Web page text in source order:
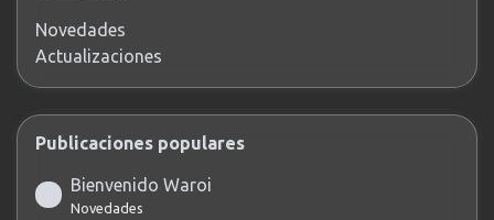
Novedades
Actualizaciones
Publicaciones populares
Bienvenido Waroi
Novedades